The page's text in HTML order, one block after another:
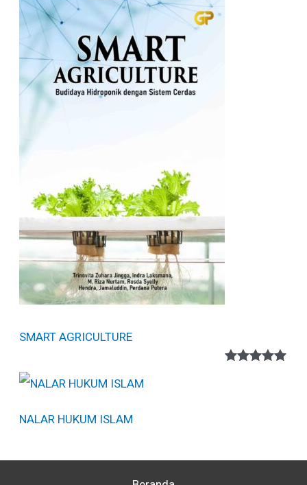
SMART AGRICULTURE
NALAR HUKUM ISLAM